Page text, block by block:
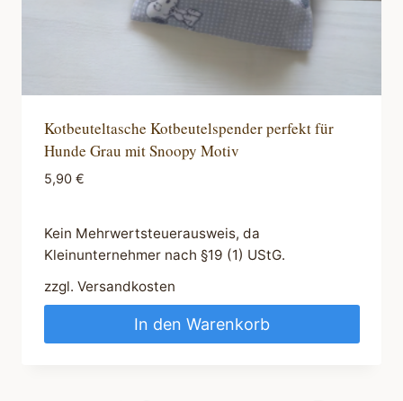
Kotbeuteltasche Kotbeutelspender perfekt für
Hunde Grau mit Snoopy Motiv
5,90 €
Kein Mehrwertsteuerausweis, da
Kleinunternehmer nach §19 (1) UStG.
zzgl. Versandkosten
In den Warenkorb